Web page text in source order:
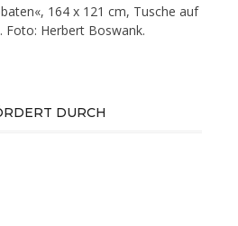
164 x 121 cm, Tusche auf
Foto: Herbert Boswank.
DURCH